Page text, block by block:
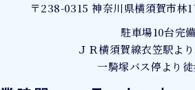
〒238-0315 神奈川県横須賀市林
駐車場10台完
ＪＲ横須賀線衣笠駅よ
一騎塚バス停より